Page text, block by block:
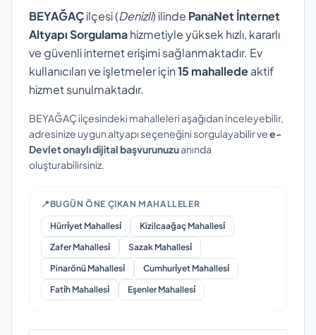
BEYAĞAÇilçesi (Denizli) ilinde PanaNet İnternet
Altyapı Sorgulamahizmetiyle yüksek hızlı, kararlı
ve güvenli internet erişimi sağlanmaktadır. Ev
kullanıcıları ve işletmeler için15 mahalledeaktif
hizmet sunulmaktadır.
BEYAĞAÇ ilçesindeki mahalleleri aşağıdan inceleyebilir,
adresinize uygun altyapı seçeneğini sorgulayabilir vee-
Devlet onaylı dijital başvurunuzuanında
oluşturabilirsiniz.
📍 BUGÜN ÖNE ÇIKAN MAHALLELER
Hürri̇yet Mahallesi̇
Kizilcaağaç Mahallesi̇
Zafer Mahallesi̇
Sazak Mahallesi̇
Pinarönü Mahallesi̇
Cumhuri̇yet Mahallesi̇
Fati̇h Mahallesi̇
Eşenler Mahallesi̇